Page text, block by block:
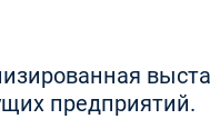
предприятий.